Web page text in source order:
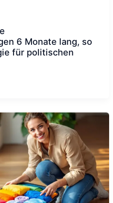
6 Monate lang, so
für politischen